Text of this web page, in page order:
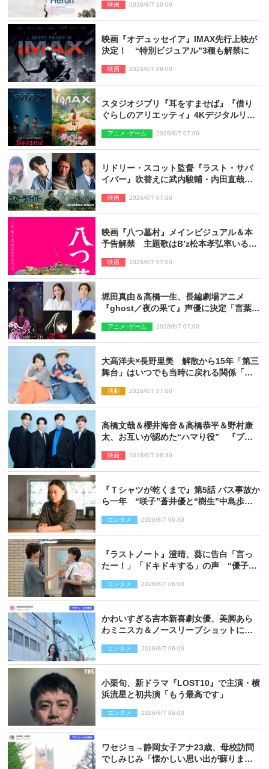
映画 2026/8/7 10:00
映画『オデュッセイア』IMAX先行上映が
決定！ “特別ビジュアル”3種も解禁に
映画 2026/8/7 09:00
スタジオジブリ『耳をすませば』『借り
ぐらしのアリエッティ』4Kデジタルリマ
アニメ･ゲーム 2026/8/7 07:00
リドリー・スコット監督『ラスト・サバ
イバー』吹替えに武内駿輔・内田直哉・
結！
映画 2026/8/7 07:00
映画『八つ墓村』メインビジュアル＆本
予告解禁 主題歌はB’z松本孝弘率いる
映画 2026/8/7 07:00
堀田真由＆高橋一生、長編劇場アニメ
『ghost／夜の果て』声優に決定「言葉に
た」
アニメ･ゲーム 2026/8/7 07:00
大高洋夫×長野里美 解散から15年「第三
舞台」はいつでも当時に戻れる関係「や
演劇 2026/8/7 07:00
高橋文哉＆櫻井海音＆高橋恭平＆野村康
太、お互いが認めた“ハマり役” 『ブル
映画 2026/8/7 06:30
『Ｔシャツが乾くまで』第5話 バス事故か
ら一年 “咲子”蒼井優と“樹生”中島歩は
エンタメ 2026/8/7 06:30
『ラストノート』澄晴、葵に告白「言っ
たー！」「ドキドキする」の声 “優子劇
エンタメ 2026/8/7 06:00
かわいすぎる吉本新喜劇女優、美脚あら
わミニスカ＆ノースリーブショットに反
エンタメ 2026/8/7 06:00
小栗旬、新ドラマ『LOST10』で主演・横
浜流星と初共演「もう最高です」
エンタメ 2026/8/7 06:00
ワセジョ→静岡女子アナ23歳、母校訪問
でしみじみ「懐かしい思い出が蘇りまし